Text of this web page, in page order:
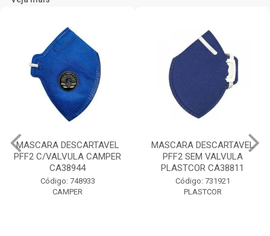
MASCARA DESCARTAVEL
PFF2 C/VALVULA CAMPER
CA38944
Código: 748933
CAMPER
MASCARA DESCARTAVEL
PFF2 SEM VALVULA
PLASTCOR CA38811
Código: 731921
PLASTCOR